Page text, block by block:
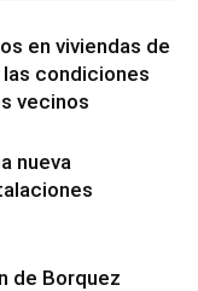
en viviendas de
las condiciones
vecinos
nueva
de Borquez